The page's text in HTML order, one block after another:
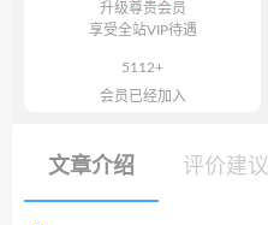
升级尊贵会员
享受全站VIP待遇
5112+
会员已经加入
文章介绍 评价建议